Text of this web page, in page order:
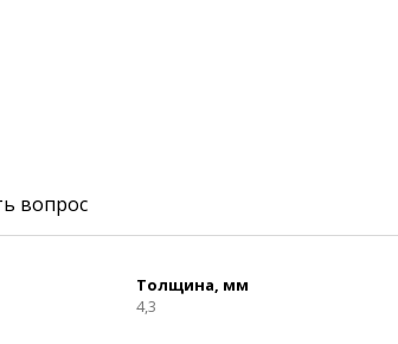
вопрос
Толщина, мм
4,3